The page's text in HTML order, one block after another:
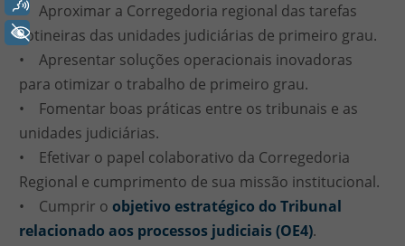
• Aproximar a Corregedoria regional das tarefas
rotineiras das unidades judiciárias de primeiro grau.
• Apresentar soluções operacionais inovadoras
para otimizar o trabalho de primeiro grau.
• Fomentar boas práticas entre os tribunais e as
unidades judiciárias.
• Efetivar o papel colaborativo da Corregedoria
Regional e cumprimento de sua missão institucional.
• Cumprir o objetivo estratégico do Tribunal
relacionado aos processos judiciais (OE4).
+ Acessibilidade